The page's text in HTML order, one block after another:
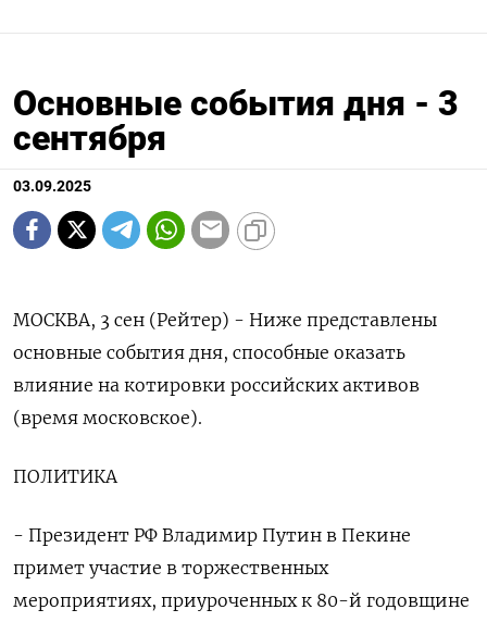
Основные события дня - 3
сентября
03.09.2025
МОСКВА, 3 сен (Рейтер) - Ниже представлены
основные события дня, способные оказать
влияние на котировки российских активов
(время московское).
ПОЛИТИКА
- Президент РФ Владимир Путин в Пекине
примет участие в торжественных
мероприятиях, приуроченных к 80-й годовщине